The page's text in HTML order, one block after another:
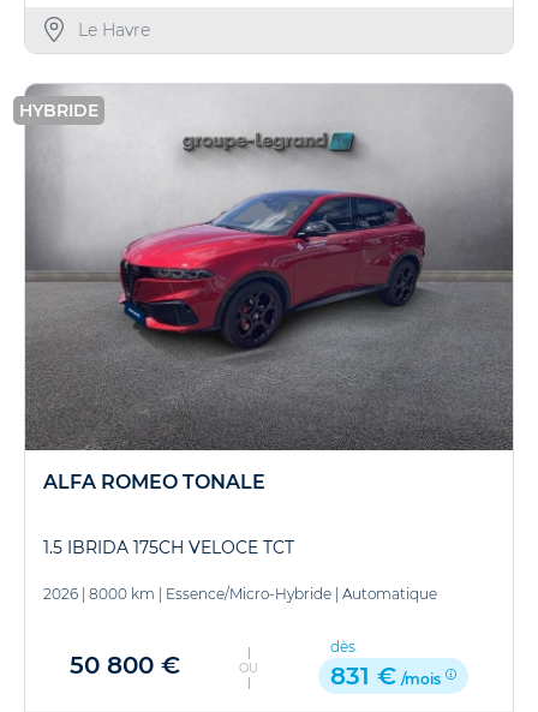
Le Havre
HYBRIDE
ALFA ROMEO TONALE
1.5 IBRIDA 175CH VELOCE TCT
2026 | 8000 km | Essence/Micro-Hybride | Automatique
50 800 € OU
dès
831 € /mois